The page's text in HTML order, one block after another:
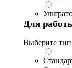
Для
Выберите тип